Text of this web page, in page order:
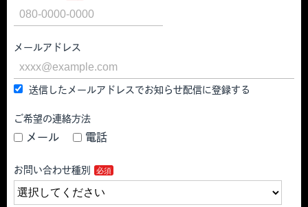
メールアドレス
送信したメールアドレスでお知らせ配信に登録する
ご希望の連絡方法
メール 電話
お問い合わせ種別